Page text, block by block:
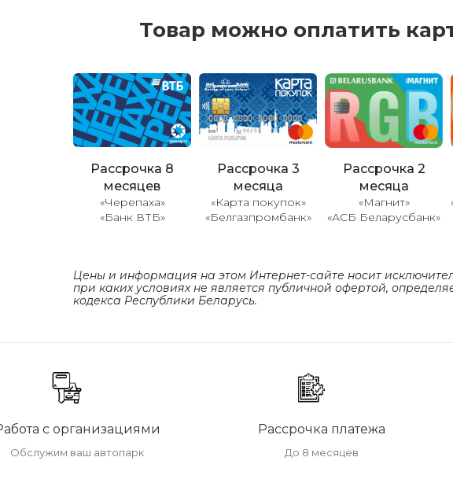
Товар можно оплатить
Рассрочка 8
месяцев
«Черепаха»
«Банк ВТБ»
Рассрочка 3
месяца
«Карта покупок»
«Белгазпромбанк»
Рассрочка 2
месяца
«Магнит»
«АСБ Беларусбанк»
Цены и информация на этом Интернет-сайте носит
при каких условиях не является публичной офертой,
кодекса Республики Беларусь.
с организациями
Обслужим ваш автопарк
Рассрочка платежа
До 8 месяцев